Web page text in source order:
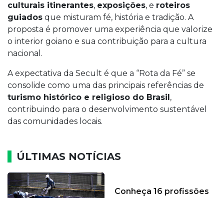
culturais itinerantes, exposições, e roteiros
guiados que misturam fé, história e tradição. A
proposta é promover uma experiência que valorize
o interior goiano e sua contribuição para a cultura
nacional.
A expectativa da Secult é que a “Rota da Fé” se
consolide como uma das principais referências de
turismo histórico e religioso do Brasil,
contribuindo para o desenvolvimento sustentável
das comunidades locais.
ÚLTIMAS NOTÍCIAS
Conheça 16 profissões